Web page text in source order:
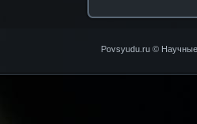
Povsyudu.ru © Научные